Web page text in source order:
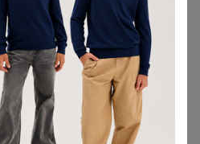
Реклама